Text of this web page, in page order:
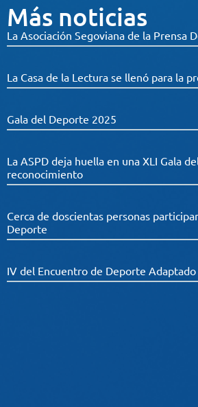
Más noticias
La Asociación Segoviana de la Prensa
La Casa de la Lectura se llenó para la
Gala del Deporte 2025
La ASPD deja huella en una XLI Gala
reconocimiento
Cerca de doscientas personas
Deporte
IV del Encuentro de Deporte Adaptado